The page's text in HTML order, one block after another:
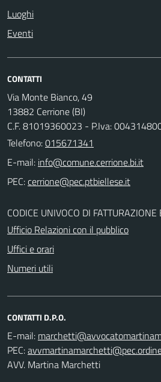
Luoghi
Eventi
CONTATTI
Via Monte Bianco, 49
13882 Cerrione (BI)
C.F. 81019360023 - P.Iva:
Telefono:015671341
E-mail:
PEC:
CODICE UNIVOCO DI
Ufficio Relazioni con il pubblico
Uffici e orari
Numeri utili
CONTATTI D.P.O.
E-mail:
PEC:
AVV. Martina Marchetti